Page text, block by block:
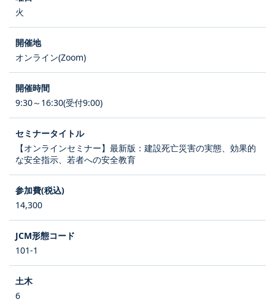
火
オンライン(Zoom)
9:30～16:30(受付9:00)
【オンラインセミナー】最新版：建設死亡災害の実態、効果的
な安全指示、若者への安全教育
14,300
101-1
6